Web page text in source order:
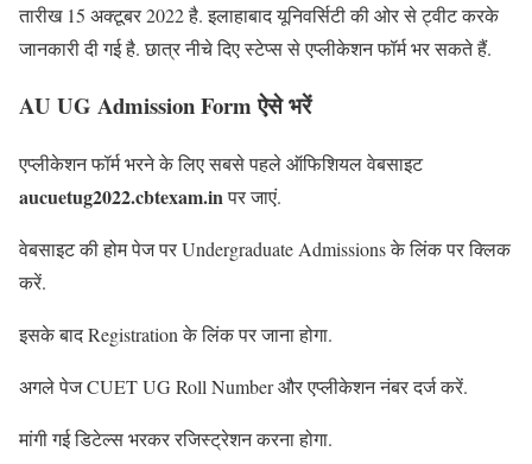
तारीख 15 अक्टूबर 2022 है. इलाहाबाद यूनिवर्सिटी की ओर से ट्वीट करके
जानकारी दी गई है. छात्र नीचे दिए स्टेप्स से एप्लीकेशन फॉर्म भर सकते हैं.
AU UG Admission Form ऐसे भरें
एप्लीकेशन फॉर्म भरने के लिए सबसे पहले ऑफिशियल वेबसाइट
aucuetug2022.cbtexam.inपर जाएं.
वेबसाइट की होम पेज पर Undergraduate Admissions के लिंक पर क्लिक
करें.
इसके बाद Registration के लिंक पर जाना होगा.
अगले पेज CUET UG Roll Number और एप्लीकेशन नंबर दर्ज करें.
मांगी गई डिटेल्स भरकर रजिस्ट्रेशन करना होगा.